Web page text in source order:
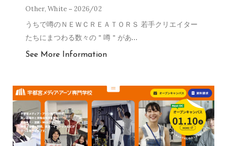
Other,White 2026/02
うちで噂のＮＥＷＣＲＥＡＴＯＲＳ 若手クリエイター
たちにまつわる数々の＂噂＂があ…
See More Information